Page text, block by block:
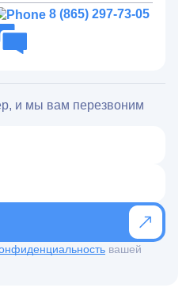
8 (865) 297-73-05
и мы вам перезвоним
вашей